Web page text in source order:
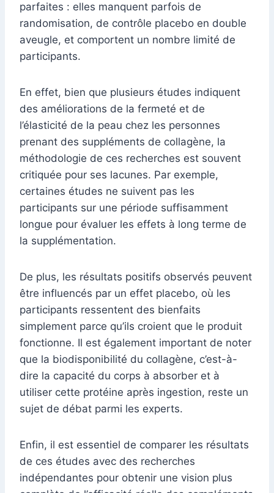
parfaites : elles manquent parfois de
randomisation, de contrôle placebo en double
aveugle, et comportent un nombre limité de
participants.
En effet, bien que plusieurs études indiquent
des améliorations de la fermeté et de
l’élasticité de la peau chez les personnes
prenant des suppléments de collagène, la
méthodologie de ces recherches est souvent
critiquée pour ses lacunes. Par exemple,
certaines études ne suivent pas les
participants sur une période suffisamment
longue pour évaluer les effets à long terme de
la supplémentation.
De plus, les résultats positifs observés peuvent
être influencés par un effet placebo, où les
participants ressentent des bienfaits
simplement parce qu’ils croient que le produit
fonctionne. Il est également important de noter
que la biodisponibilité du collagène, c’est-à-
dire la capacité du corps à absorber et à
utiliser cette protéine après ingestion, reste un
sujet de débat parmi les experts.
Enfin, il est essentiel de comparer les résultats
de ces études avec des recherches
indépendantes pour obtenir une vision plus